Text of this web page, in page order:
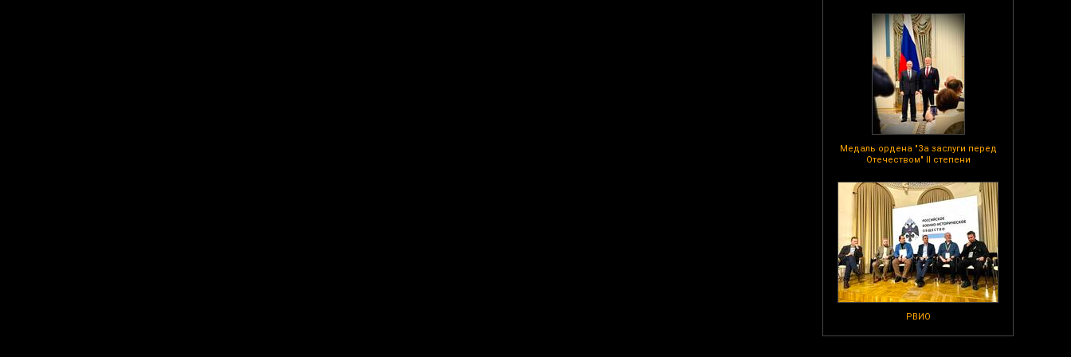
Медаль ордена "За заслуги перед
Отечеством" II степени
РВИО